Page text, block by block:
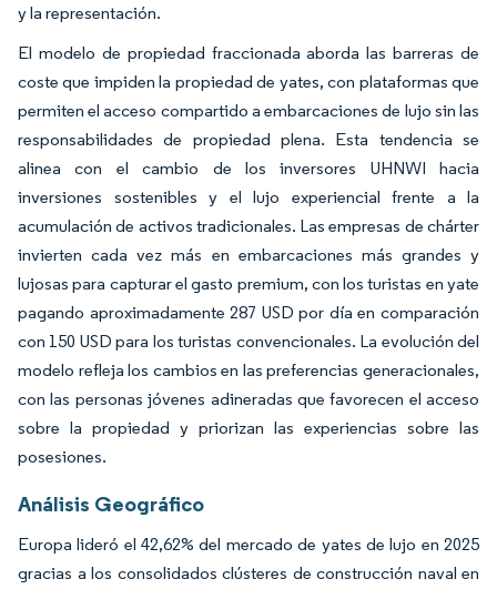
y la representación.
El modelo de propiedad fraccionada aborda las barreras de
coste que impiden la propiedad de yates, con plataformas que
permiten el acceso compartido a embarcaciones de lujo sin las
responsabilidades de propiedad plena. Esta tendencia se
alinea con el cambio de los inversores UHNWI hacia
inversiones sostenibles y el lujo experiencial frente a la
acumulación de activos tradicionales. Las empresas de chárter
invierten cada vez más en embarcaciones más grandes y
lujosas para capturar el gasto premium, con los turistas en yate
pagando aproximadamente 287 USD por día en comparación
con 150 USD para los turistas convencionales. La evolución del
modelo refleja los cambios en las preferencias generacionales,
con las personas jóvenes adineradas que favorecen el acceso
sobre la propiedad y priorizan las experiencias sobre las
posesiones.
Análisis Geográfico
Europa lideró el 42,62% del mercado de yates de lujo en 2025
gracias a los consolidados clústeres de construcción naval en